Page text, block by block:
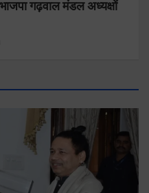
गढ़वाल मंडल अध्यक्षों